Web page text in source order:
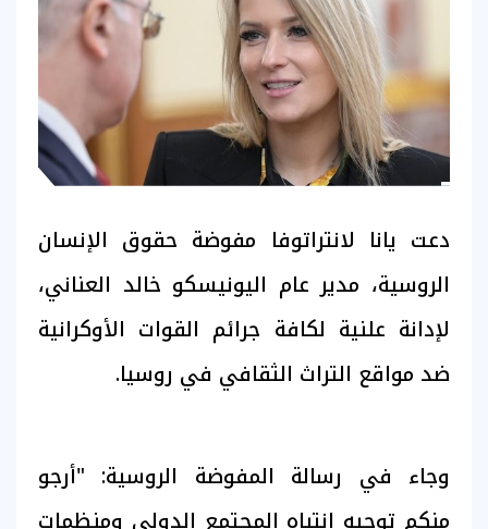
دعت يانا لانتراتوفا مفوضة حقوق الإنسان
الروسية، مدير عام اليونيسكو خالد العناني،
لإدانة علنية لكافة جرائم القوات الأوكرانية
ضد مواقع التراث الثقافي في روسيا.
وجاء في رسالة المفوضة الروسية: "أرجو
منكم توجيه انتباه المجتمع الدولي ومنظمات